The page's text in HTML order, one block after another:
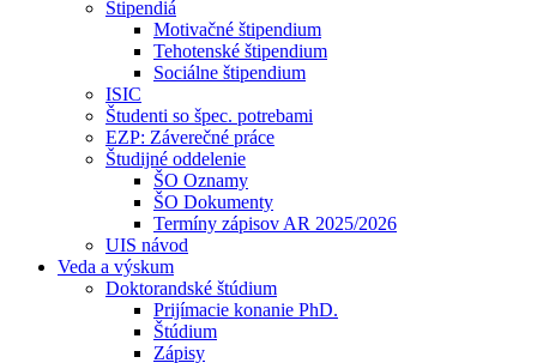
Štipendiá
Motivačné štipendium
Tehotenské štipendium
Sociálne štipendium
ISIC
Študenti so špec. potrebami
EZP: Záverečné práce
Študijné oddelenie
ŠO Oznamy
ŠO Dokumenty
Termíny zápisov AR 2025/2026
UIS návod
Veda a výskum
Doktorandské štúdium
Prijímacie konanie PhD.
Štúdium
Zápisy